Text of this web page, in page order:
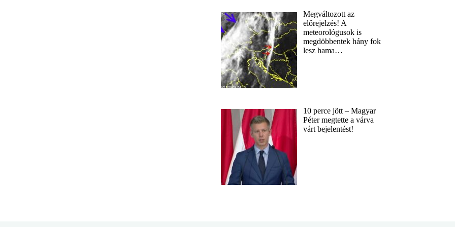
Megváltozott az
előrejelzés! A
meteorológusok is
megdöbbentek hány fok
lesz hama…
10 perce jött – Magyar
Péter megtette a várva
várt bejelentést!